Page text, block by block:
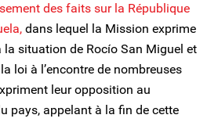
des faits sur la République
dans lequel la Mission exprime
situation de Rocío San Miguel et
loi à l’encontre de nombreuses
leur opposition au
pays, appelant à la fin de cette